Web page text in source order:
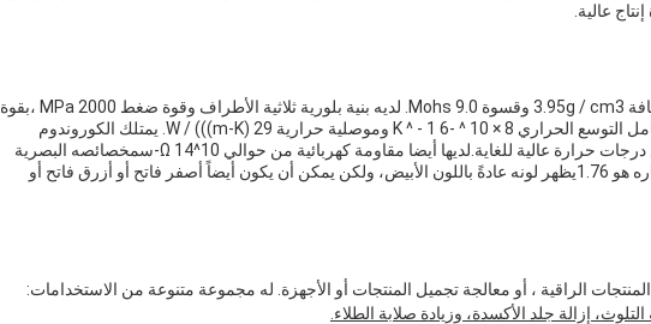
عالية.
الكوروندوم الأبيض هو مركب من Al2O3 ، مع كثافة 3.95g / cm3 وقسوة 9.0 Mohs. لديه بنية بلورية ثلاثية الأطراف وقوة ضغط 2000 MPa ،بقوة
سحب 400 MPa وقوة ثني 480 MPaكما أن معامل التوسع الحراري 8 × 10 ^ -6 K ^ - 1 وموصلية حرارية 29 W / (((m-K). يمتلك الكوروندوم
الأبيض استقرار درجة حرارة عالية ويمكنه تحمل درجات حرارة عالية للغاية.لديها أيضا مقاومة كهربائية من حوالي 10^14 Ω-سمخصائصه البصرية
تختلف من الشفاف إلى الشفاف، ومؤشر انكساره هو 1.76يظهر لونه عادةً باللون الأبيض، ولكن يمكن أن يكون أيضاً أصفر فاتح أو أزرق فاتح أو
الراقية ، أو معالجة تجميل المنتجات أو الأجهزة. له مجموعة متنوعة من الاستخدامات:
إزالة جلد الأكسدة، وزيادة صلابة الطلاء.